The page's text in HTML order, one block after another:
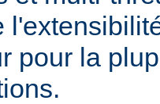
pour la